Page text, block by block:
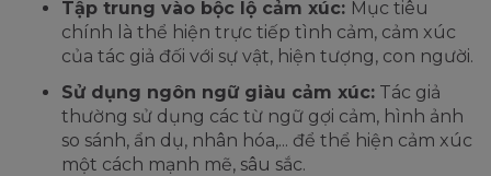
Tập trung vào bộc lộ cảm xúc: Mục tiêu
chính là thể hiện trực tiếp tình cảm, cảm xúc
của tác giả đối với sự vật, hiện tượng, con người.
Sử dụng ngôn ngữ giàu cảm xúc: Tác giả
thường sử dụng các từ ngữ gợi cảm, hình ảnh
so sánh, ẩn dụ, nhân hóa,... để thể hiện cảm xúc
một cách mạnh mẽ, sâu sắc.